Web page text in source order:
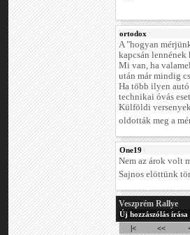
ortodox
A "hogyan
kapcsán lennének
Mi van, ha
után már mindig
Ha több ilyen autó
technikai óvás
Külföldi
oldották meg a
One19
Nem az árok volt
Sajnos elöttünk
Veszprém Rallye
Új hozzászólás írása
|<
<<